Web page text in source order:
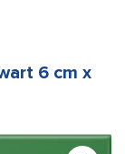
6 cm x